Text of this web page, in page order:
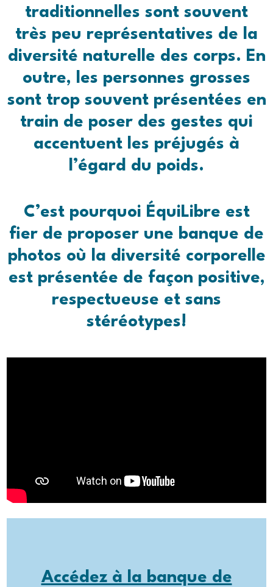
traditionnelles sont souvent
très peu représentatives de la
diversité naturelle des corps. En
outre, les personnes grosses
sont trop souvent présentées en
train de poser des gestes qui
accentuent les préjugés à
l’égard du poids.
C’est pourquoi ÉquiLibre est
fier de proposer une banque de
photos où la diversité corporelle
est présentée de façon positive,
respectueuse et sans
stéréotypes!
Accédez à la banque de